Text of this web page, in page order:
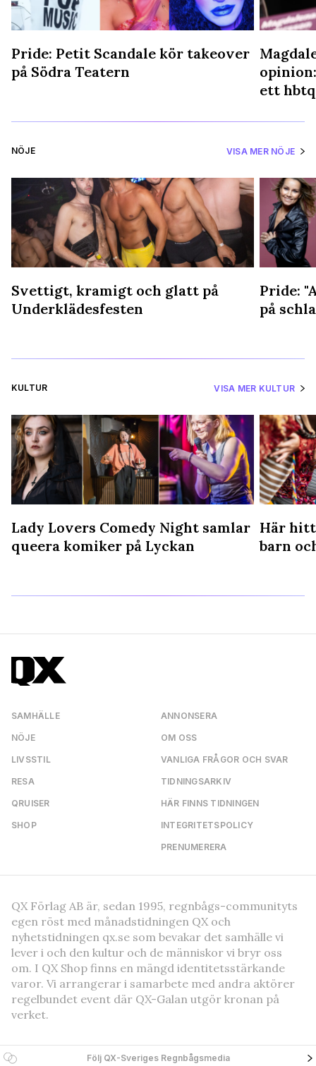
Pride: Petit Scandale kör takeover
på Södra Teatern
ett
NÖJE VISA MER NÖJE
Svettigt, kramigt och glatt på
Underklädesfesten
Pride:
på
KULTUR VISA MER KULTUR
Lady Lovers Comedy Night samlar
queera komiker på Lyckan
Här
barn
SAMHÄLLE
NÖJE
LIVSSTIL
RESA
QRUISER
SHOP
ANNONSERA
OM OSS
VANLIGA FRÅGOR OCH SVAR
TIDNINGSARKIV
HÄR FINNS TIDNINGEN
INTEGRITETSPOLICY
PRENUMERERA
QX Förlag AB är, sedan 1995, regnbågs-communityts
egen röst med månadstidningen QX och
nyhetstidningen qx.se som bevakar det samhälle vi
lever i och den kultur och de människor vi bryr oss
om. I QX Shop finns en mängd identitetsstärkande
varor. Vi arrangerar i samarbete med andra aktörer
regelbundet event där QX-Galan utgör kronan på
verket.
Följ QX-Sveriges Regnbågsmedia